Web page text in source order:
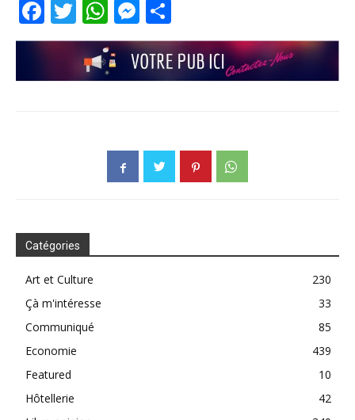
Facebook
TwitterWhatsApp
Messenger
Catégories
Art et Culture
230
Çà m'intéresse
33
Communiqué
85
Economie
439
Featured
10
Hôtellerie
42